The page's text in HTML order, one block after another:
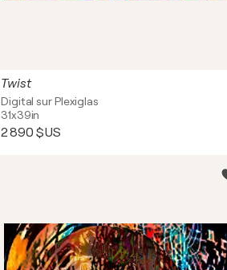
Twist
Digital sur Plexiglas
31x39in
2 890 $US